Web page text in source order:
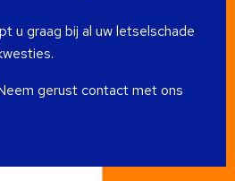
u graag bij al uw letselschade
gerust contact met ons